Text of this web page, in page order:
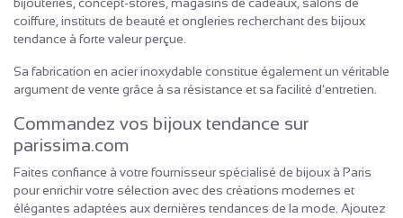
coiffure, instituts de beauté et ongleries recherchant des bijoux
tendance à forte valeur perçue.
Sa fabrication en acier inoxydable constitue également un véritable
argument de vente grâce à sa résistance et sa facilité d’entretien.
Commandez vos bijoux tendance sur
parissima.com
Faites confiance à votre fournisseur spécialisé de bijoux à Paris
pour enrichir votre sélection avec des créations modernes et
élégantes adaptées aux dernières tendances de la mode. Ajoutez